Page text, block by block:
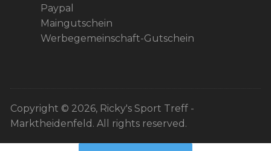
Paypal
Maingutschein
Werbegemeinschaft-Gutschein
Copyright © 2026, Ricky's Sport Treff -
Marktheidenfeld. All rights reserved.